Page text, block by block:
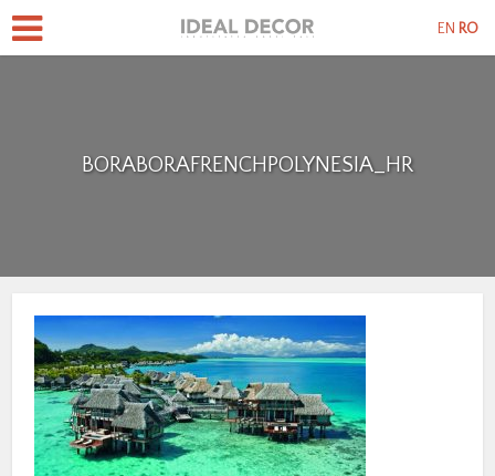
BORABORAFRENCHPOLYNESIA_HR
EN RO